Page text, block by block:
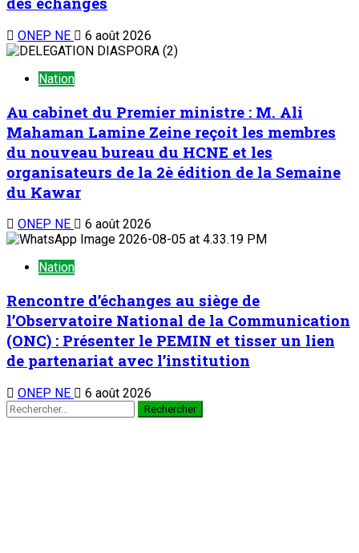
ONEP NE 6 août 2026
Nation
Au cabinet du Premier ministre : M. Ali
Mahaman Lamine Zeine reçoit les membres
du nouveau bureau du HCNE et les
organisateurs de la 2è édition de la Semaine
du Kawar
ONEP NE 6 août 2026
Nation
Rencontre d’échanges au siège de
l’Observatoire National de la Communication
(ONC) : Présenter le PEMIN et tisser un lien
de partenariat avec l’institution
ONEP NE 6 août 2026